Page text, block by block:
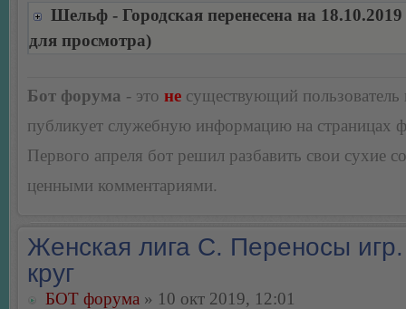
Шельф - Городская перенесена на
для просмотра)
Бот форума - это не существующий пользователь
публикует служебную информацию на страницах
Первого апреля бот решил разбавить свои сухие
ценными комментариями.
Женская лига С. Переносы
круг
БОТ форума » 10 окт 2019, 12:01